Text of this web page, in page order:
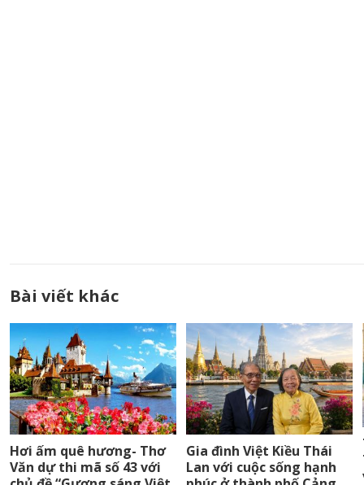
Bài viết khác
Hơi ấm quê hương- Thơ
Văn dự thi mã số 43 với
Gia đình Việt Kiều Thái
Lan với cuộc sống hạnh